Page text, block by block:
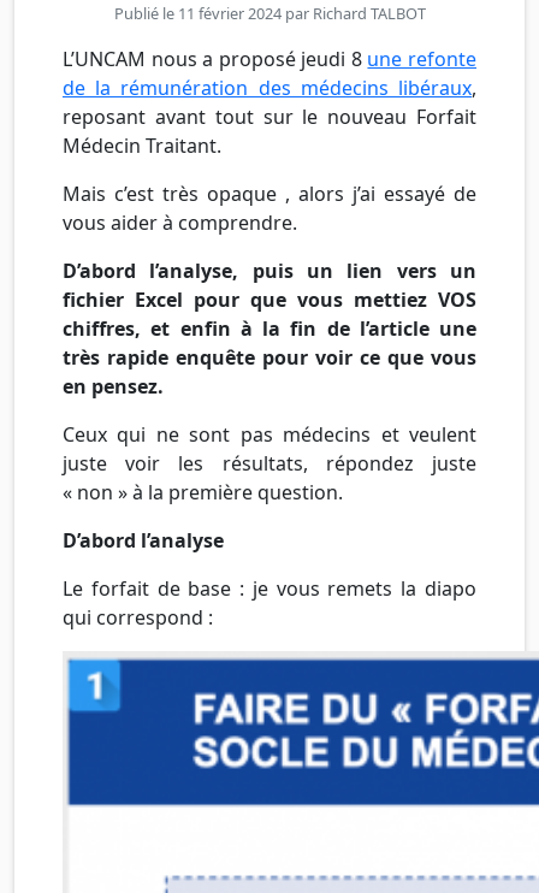
Publié le 11 février 2024 par Richard TALBOT
L’UNCAM nous a proposé jeudi 8 une refonte
de la rémunération des médecins libéraux,
reposant avant tout sur le nouveau Forfait
Médecin Traitant.
Mais c’est très opaque , alors j’ai essayé de
vous aider à comprendre.
D’abord l’analyse, puis un lien vers un
fichier Excel pour que vous mettiez VOS
chiffres, et enfin à la fin de l’article une
très rapide enquête pour voir ce que vous
en pensez.
Ceux qui ne sont pas médecins et veulent
juste voir les résultats, répondez juste
« non » à la première question.
D’abord l’analyse
Le forfait de base : je vous remets la diapo
qui correspond :